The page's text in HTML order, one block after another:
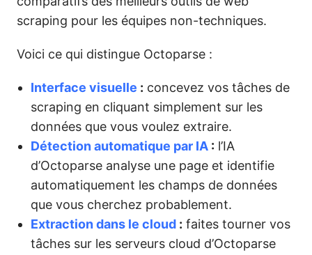
scraping pour les équipes non-techniques.
Voici ce qui distingue Octoparse :
Interface visuelle : concevez vos tâches de
scraping en cliquant simplement sur les
données que vous voulez extraire.
Détection automatique par IA : l’IA
d’Octoparse analyse une page et identifie
automatiquement les champs de données
que vous cherchez probablement.
Extraction dans le cloud : faites tourner vos
tâches sur les serveurs cloud d’Octoparse